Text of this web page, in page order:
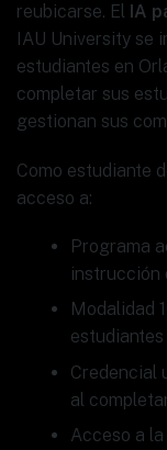
reubicarse. El IA
IAU University se
estudiantes en
completar sus
gestionan sus
Como estudiante
acceso a:
Programa
instrucción
Modalidad
Credencial
al
Acceso a